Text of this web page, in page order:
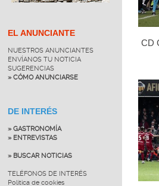
EL ANUNCIANTE
NUESTROS ANUNCIANTES
ENVÍANOS TU NOTICIA
SUGERENCIAS
» CÓMO ANUNCIARSE
DE INTERÉS
» GASTRONOMÍA
» ENTREVISTAS
» BUSCAR NOTICIAS
TELÉFONOS DE INTERÉS
Política de cookies
CD